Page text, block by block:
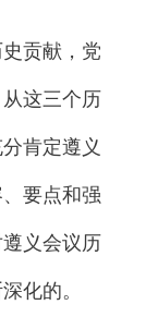
贡献，党
这三个历
肯定遵义
要点和强
义会议历
化的。